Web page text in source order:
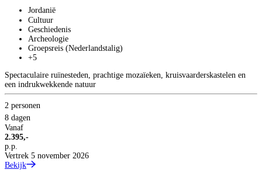
Jordanië
Cultuur
Geschiedenis
Archeologie
Groepsreis (Nederlandstalig)
+5
Spectaculaire ruïnesteden, prachtige mozaïeken, kruisvaarderskastelen en
een indrukwekkende natuur
2 personen
8 dagen
Vanaf
2.395,-
p.p.
Vertrek 5 november 2026
Bekijk